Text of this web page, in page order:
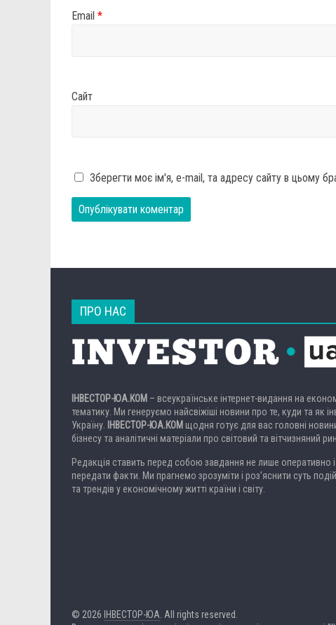
Email *
Сайт
Зберегти моє ім'я, e-mail, та адресу сайту в цьому
ПРО НАС
ІНВЕСТОР-ЮА.КОМ – всеукраїнське інтернет-видання на
тематику. Ми генеруємо найсвіжіші новини про те, куди та як
Україну. ІНВЕСТОР-ЮА.КОМ щодня готує для вас головні новини
бізнесу та аналітичні матеріали про світовий та вітчизняний
Редакція ставить перед собою завдання не лише оперативно
передати факти. Ми прагнемо зрозуміти і роз’яснити суть
та трендів у економічному житті країни і світу.
© 2026 ІНВЕСТОР-ЮА. All rights reserved.